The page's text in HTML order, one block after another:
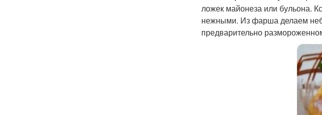
ложек майонеза или бульона.
нежными. Из фарша делаем
предварительно